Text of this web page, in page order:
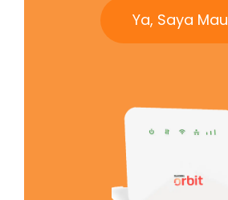
Ya, Saya Mau